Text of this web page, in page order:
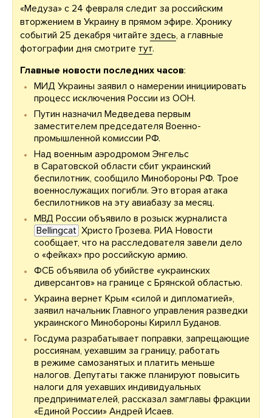
«Медуза» с 24 февраля следит за российским
вторжением в Украину в прямом эфире. Хронику
событий 25 декабря читайте здесь, а главные
фотографии дня смотрите тут.
Главные новости последних часов:
МИД Украины заявил о намерении инициировать
процесс исключения России из ООН.
Путин назначил Медведева первым
заместителем председателя Военно-
промышленной комиссии РФ.
Над военным аэродромом Энгельс
в Саратовской области сбит украинский
беспилотник, сообщило Минобороны РФ. Трое
военнослужащих погибли. Это вторая атака
беспилотников на эту авиабазу за месяц.
МВД России объявило в розыск журналиста
Bellingcat Христо Грозева. РИА Новости
сообщает, что на расследователя завели дело
о «фейках» про российскую армию.
ФСБ объявила об убийстве «украинских
диверсантов» на границе с Брянской областью.
Украина вернет Крым «силой и дипломатией»,
заявил начальник Главного управления разведки
украинского Минобороны Кирилл Буданов.
Госдума разрабатывает поправки, запрещающие
россиянам, уехавшим за границу, работать
в режиме самозанятых и платить меньше
налогов. Депутаты также планируют повысить
налоги для уехавших индивидуальных
предпринимателей, рассказал замглавы фракции
«Единой России» Андрей Исаев.